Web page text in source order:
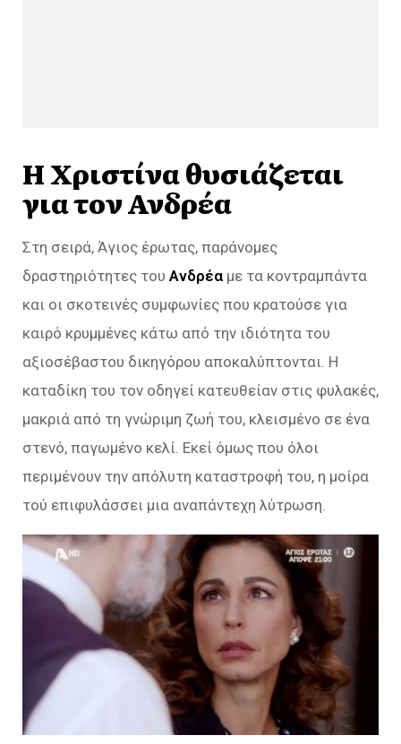
Η Χριστίνα θυσιάζεται
για τον Ανδρέα
Στη σειρά, Άγιος έρωτας, παράνομες
δραστηριότητες του Ανδρέα με τα κοντραμπάντα
και οι σκοτεινές συμφωνίες που κρατούσε για
καιρό κρυμμένες κάτω από την ιδιότητα του
αξιοσέβαστου δικηγόρου αποκαλύπτονται. Η
καταδίκη του τον οδηγεί κατευθείαν στις φυλακές,
μακριά από τη γνώριμη ζωή του, κλεισμένο σε ένα
στενό, παγωμένο κελί. Εκεί όμως που όλοι
περιμένουν την απόλυτη καταστροφή του, η μοίρα
τού επιφυλάσσει μια αναπάντεχη λύτρωση.